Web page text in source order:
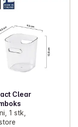
til innenfor
og fikk derfor
Design Awards
biobasert. Den
Clear
1 stk,